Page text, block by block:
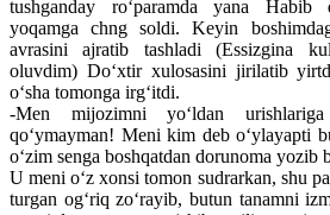
tushganday ro‘paramda yana Habib
yoqamga chng soldi. Keyin
avrasini ajratib tashladi (Essizgina
oluvdim) Do‘xtir xulosasini jirilatib
o‘sha tomonga irg‘itdi.
-Men mijozimni yo‘ldan
qo‘ymayman! Meni kim deb o‘ylayapti
o‘zim senga boshqatdan dorunoma yozib
U meni o‘z xonsi tomon sudrarkan, shu
turgan og‘riq zo‘rayib, butun tanamni